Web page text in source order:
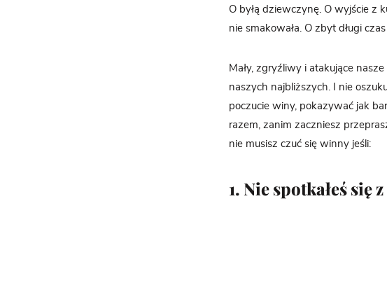
O byłą dziewczynę. O wyjście z
nie smakowała. O zbyt długi
Mały, zgryźliwy i atakujące
naszych najbliższych. I nie
poczucie winy, pokazywać jak
razem, zanim zaczniesz
nie musisz czuć się winny jeśli:
1. Nie spotkałeś